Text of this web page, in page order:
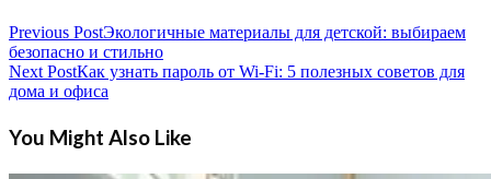
Previous PostЭкологичные материалы для детской: выбираем
безопасно и стильно
Next PostКак узнать пароль от Wi-Fi: 5 полезных советов для
дома и офиса
You Might Also Like